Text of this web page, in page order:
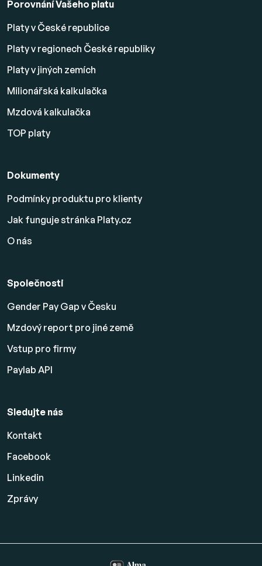
Porovnání Vašeho platu
Platy v České republice
Platy v regionech České republiky
Platy v jiných zemích
Milionářská kalkulačka
Mzdová kalkulačka
TOP platy
Dokumenty
Podmínky produktu pro klienty
Jak funguje stránka Platy.cz
O nás
Společnosti
Gender Pay Gap v Česku
Mzdový report pro jiné země
Vstup pro firmy
Paylab API
Sledujte nás
Kontakt
Facebook
Linkedin
Zprávy